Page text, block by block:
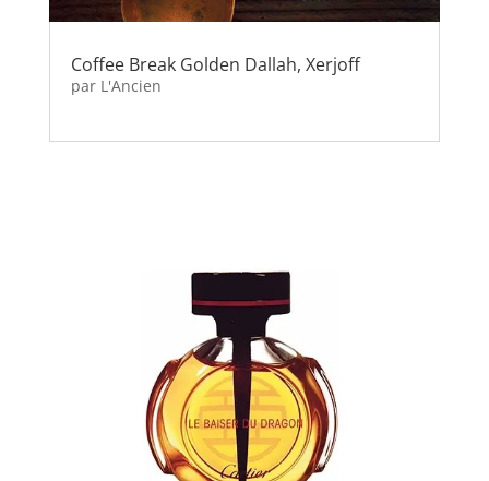
Coffee Break Golden Dallah, Xerjoff
par L'Ancien